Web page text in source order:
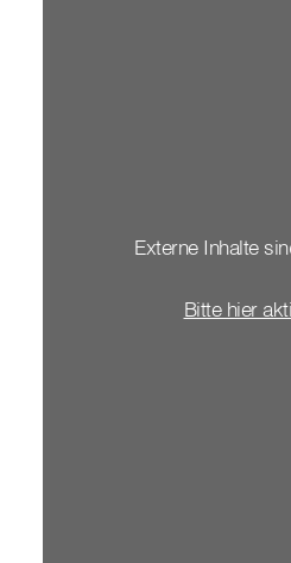
Externe Inhalte
Bitte hier